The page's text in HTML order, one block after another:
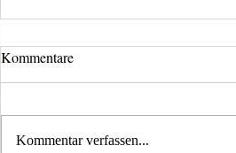
Wechselklamotten
Kommentare
Kommentar verfassen...